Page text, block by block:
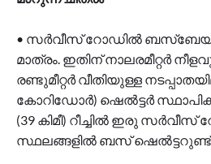
• സർവീസ് റോഡിൽ
മാത്രം. ഇതിന് നാലരമീറ്റർ
രണ്ടുമീറ്റർ വീതിയുള്ള
കോറിഡോർ) ഷെൽട്ടർ
(39 കിമീ) റീച്ചിൽ ഇരു
സ്ഥലങ്ങളിൽ ബസ്